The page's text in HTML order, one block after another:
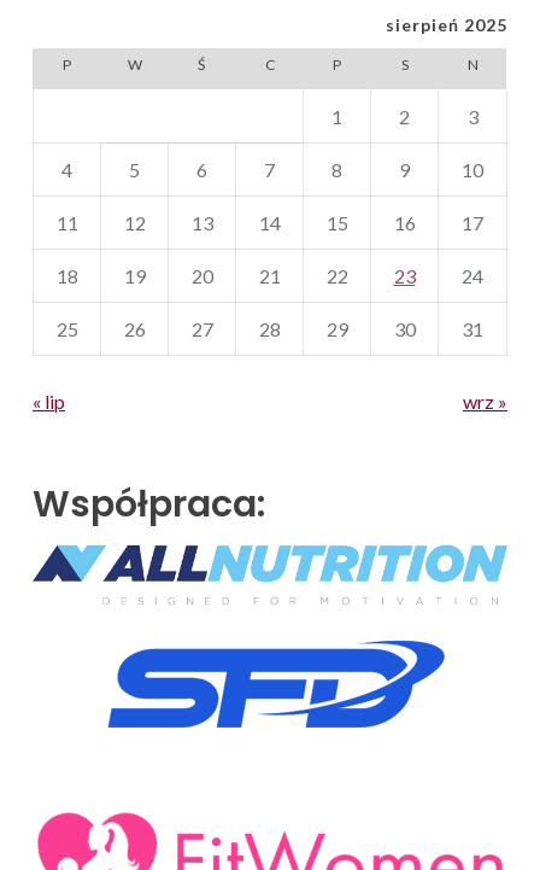
sierpień 2025
P W Ś C P S N
1 2 3
4 5 6 7 8 9 10
11 12 13 14 15 16 17
18 19 20 21 22 23 24
25 26 27 28 29 30 31
« lip wrz »
Współpraca: